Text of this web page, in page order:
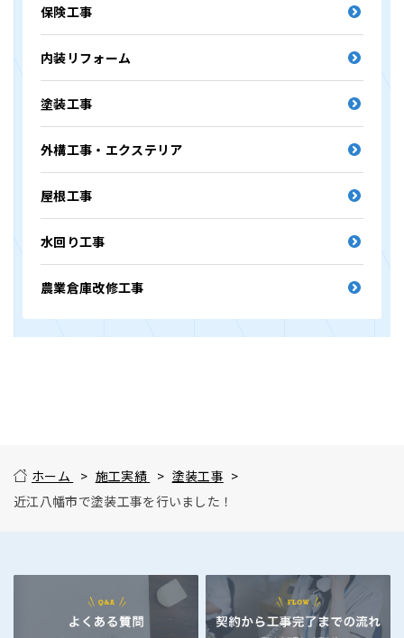
保険工事
内装リフォーム
塗装工事
外構工事・エクステリア
屋根工事
水回り工事
農業倉庫改修工事
ホーム 施工実績
塗装工事
近江八幡市で塗装工事を行いました！